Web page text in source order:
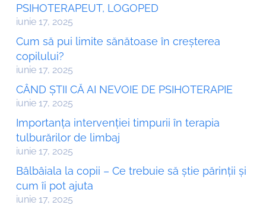
PSIHOTERAPEUT, LOGOPED
iunie 17, 2025
Cum să pui limite sănătoase în creșterea
copilului?
iunie 17, 2025
CÂND ȘTII CĂ AI NEVOIE DE PSIHOTERAPIE
iunie 17, 2025
Importanța intervenției timpurii în terapia
tulburărilor de limbaj
iunie 17, 2025
Bâlbâiala la copii – Ce trebuie să știe părinții și
cum îi pot ajuta
iunie 17, 2025